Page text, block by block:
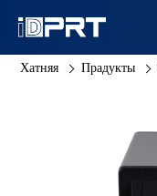
Хатняя Прадукты